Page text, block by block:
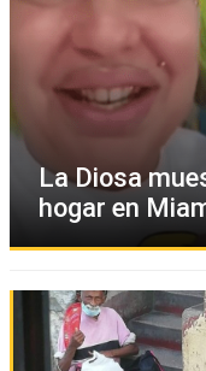
La Diosa
hogar en